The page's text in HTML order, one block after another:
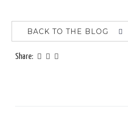
BACK TO THE BLOG
Share: